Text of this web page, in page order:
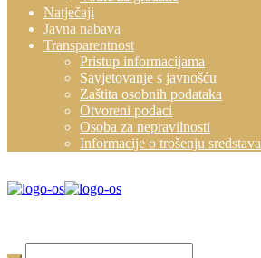
Natječaji
Javna nabava
Transparentnost
Pristup informacijama
Savjetovanje s javnošću
Zaštita osobnih podataka
Otvoreni podaci
Osoba za nepravilnosti
Informacije o trošenju sredstava